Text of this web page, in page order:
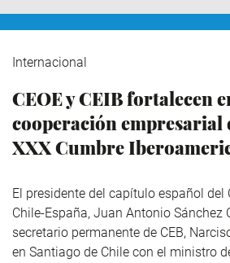
Internacional
CEOE y CEIB fortalecen
cooperación empresarial
XXX Cumbre
El presidente del capítulo español del
Chile-España, Juan Antonio Sánchez
secretario permanente de CEB,
en Santiago de Chile con el ministro